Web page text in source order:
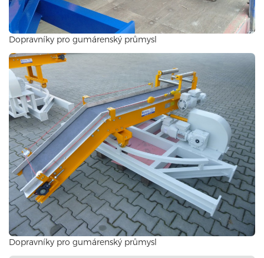
Dopravníky pro gumárenský průmysl
Dopravníky pro gumárenský průmysl